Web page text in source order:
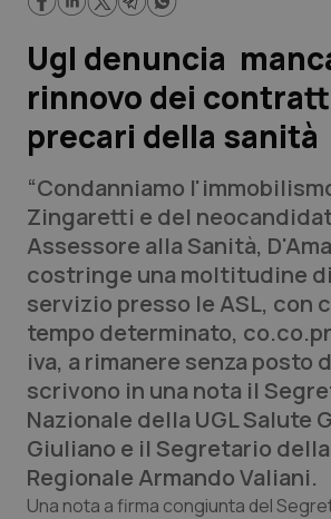
Lavoro e Professioni
Scienza e Farmaci
Studi e Analisi
Lettere al direttore
Edizioni Regionali
QS Pro
Professionisti Sanitari.AI
Abruzzo
Basilicata
QS Pro Gold
Artrite & artrosi
QS Club Newsletter
Ugl denuncia
rinnovo dei
precari della sanità
“Condanniamo
Zingaretti e del
Assessore alla Sanità,
costringe una moltitudine
servizio presso le ASL, con
tempo determinato,
iva, a rimanere senza posto
scrivono in una nota il
Nazionale della UGL Salute
Giuliano e il Segretario della
Regionale Armando Valiani.
Una nota a firma congiunta del